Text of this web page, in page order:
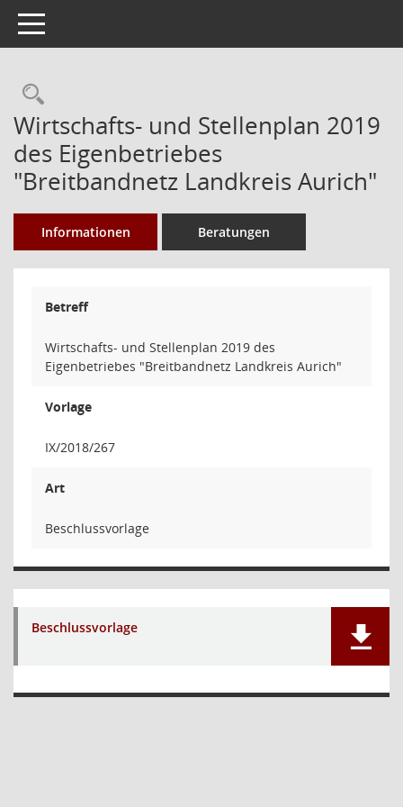
Toggle navigation
Rechercheauswahl
Wirtschafts- und Stellenplan 2019
des Eigenbetriebes
"Breitbandnetz Landkreis Aurich"
Informationen Beratungen
Betreff
Wirtschafts- und Stellenplan 2019 des
Eigenbetriebes "Breitbandnetz Landkreis Aurich"
Vorlage
IX/2018/267
Art
Beschlussvorlage
Beschlussvorlage